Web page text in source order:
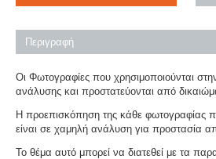
Περιγραφή
Οι Φωτογραφίες που χρησιμοποιούνται
ανάλυσης και προστατεύονται από
Η προεπισκόπηση της κάθε φωτογραφίας
είναι σε χαμηλή ανάλυση για προστασία
Το θέμα αυτό μπορεί να διατεθεί με τα